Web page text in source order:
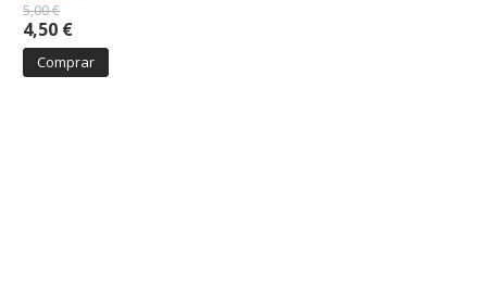
5,00 €
4,50 €
Comprar